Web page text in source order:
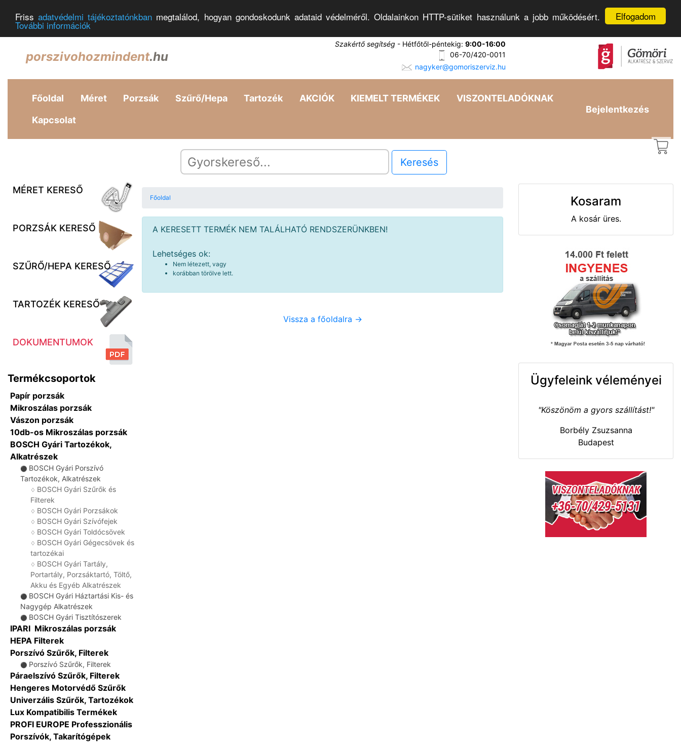
Elfogadom
Frissadatvédelmi tájékoztatónkban megtalálod, hogyan gondoskodunk adataid védelméről. Oldalainkon HTTP-sütiket használunk a jobb működésért.
További információk
porszivohozmindent.hu
Szakértő segítség - Hétfőtől-péntekig: 9:00-16:00
06-70/420-0011
nagyker@gomoriszerviz.hu
Főoldal Méret Porzsák Szűrő/Hepa Tartozék AKCIÓK KIEMELT TERMÉKEK VISZONTELADÓKNAK
Kapcsolat
Bejelentkezés
Keresés
MÉRET KERESŐ
PORZSÁK KERESŐ
SZŰRŐ/HEPA KERESŐ
TARTOZÉK KERESŐ
DOKUMENTUMOK
Termékcsoportok
Papír porzsák
Mikroszálas porzsák
Vászon porzsák
10db-os Mikroszálas porzsák
BOSCH Gyári Tartozékok,
Alkatrészek
⚫ BOSCH Gyári Porszívó
Tartozékok, Alkatrészek
♢ BOSCH Gyári Szűrők és
Filterek
♢ BOSCH Gyári Porzsákok
♢ BOSCH Gyári Szívófejek
♢ BOSCH Gyári Toldócsövek
♢ BOSCH Gyári Gégecsövek és
tartozékai
♢ BOSCH Gyári Tartály,
Portartály, Porzsáktartó, Töltő,
Akku és Egyéb Alkatrészek
⚫ BOSCH Gyári Háztartási Kis- és
Nagygép Alkatrészek
⚫ BOSCH Gyári Tisztítószerek
IPARI Mikroszálas porzsák
HEPA Filterek
Porszívó Szűrők, Filterek
⚫ Porszívó Szűrők, Filterek
Páraelszívó Szűrők, Filterek
Hengeres Motorvédő Szűrők
Univerzális Szűrők, Tartozékok
Lux Kompatibilis Termékek
PROFI EUROPE Professzionális
Porszívók, Takarítógépek
Főoldal
A KERESETT TERMÉK NEM TALÁLHATÓ RENDSZERÜNKBEN!
Lehetséges ok:
Nem létezett, vagy
korábban törölve lett.
Vissza a főoldalra ->
Kosaram
A kosár üres.
Ügyfeleink véleményei
"Köszönöm a gyors szállítást!"
Borbély Zsuzsanna
Budapest